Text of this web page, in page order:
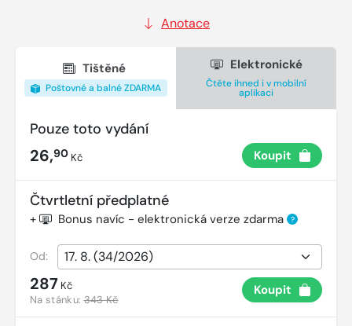
Anotace
Tištěné
Poštovné a balné ZDARMA
Elektronické
Čtěte ihned i v mobilní
aplikaci
Pouze toto vydání
26,90 Kč Koupit
Čtvrtletní předplatné
+ Bonus navíc - elektronická verze zdarma ?
Od:
287 Kč
Na stánku:343 Kč
Koupit